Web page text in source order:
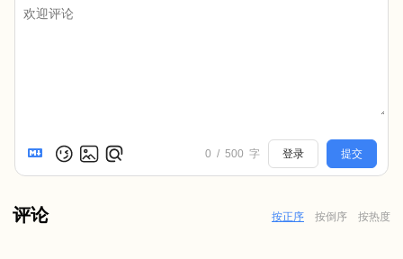
0 / 500 字 登录 提交
评论 按正序 按倒序 按热度